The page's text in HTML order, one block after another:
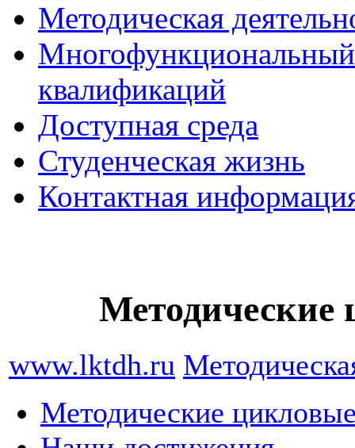
Методическая
квалификаций
Доступная среда
Студенческая жизнь
Контактная
Методические
www.lktdh.ru
Методические